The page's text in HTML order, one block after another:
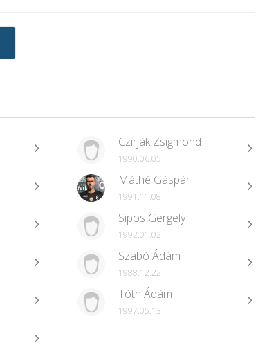
Czirják Zsigmond
1990.06.05
Máthé Gáspár
1991.11.08
Sipos Gergely
1992.01.02
Szabó Ádám
1988.12.22
Tóth Ádám
1997.05.13